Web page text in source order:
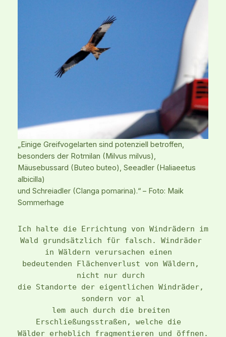
„Einige Greifvogelarten sind potenziell betroffen,
besonders der Rotmilan (Milvus milvus),
Mäusebussard (Buteo buteo), Seeadler (Haliaeetus
albicilla)
und Schreiadler (Clanga pomarina).“ – Foto: Maik
Sommerhage
Ich halte die Errichtung von Windrädern im
Wald grundsätzlich für falsch. Windräder
in Wäldern verursachen einen
bedeutenden Flächenverlust von Wäldern,
nicht nur durch
die Standorte der eigentlichen Windräder,
sondern vor al
lem auch durch die breiten
Erschließungsstraßen, welche die
Wälder erheblich fragmentieren und öffnen.